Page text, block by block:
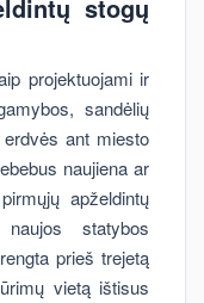
stogų
projektuojami ir
sandėlių
ant miesto
naujiena ar
apželdintų
statybos
prieš trejetą
vietą ištisus